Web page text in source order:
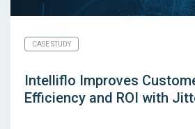
CASE STUDY
Intelliflo Improves
Efficiency and ROI with